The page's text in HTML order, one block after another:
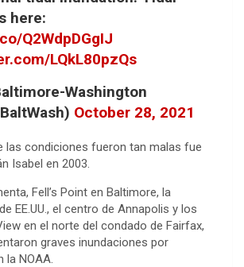
here:
Q2WdpDGgIJ
LQkL80pzQs
Washington
October 28, 2021
las condiciones fueron tan malas fue
Isabel en 2003.
Fell’s Point en Baltimore, la
EE.UU., el centro de Annapolis y los
en el norte del condado de Fairfax,
graves inundaciones por
la NOAA.